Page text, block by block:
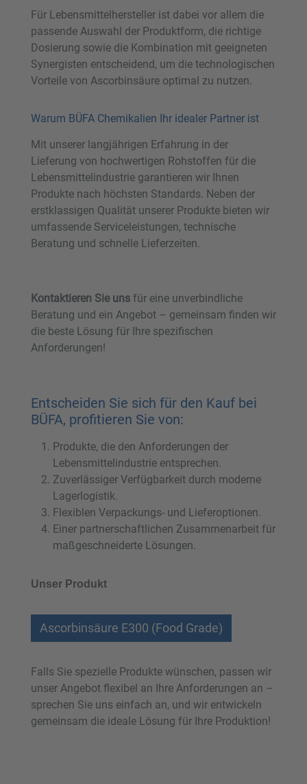
Für Lebensmittelhersteller ist dabei vor allem die
passende Auswahl der Produktform, die richtige
Dosierung sowie die Kombination mit geeigneten
Synergisten entscheidend, um die technologischen
Vorteile von Ascorbinsäure optimal zu nutzen.
Warum BÜFA Chemikalien Ihr idealer Partner ist
Mit unserer langjährigen Erfahrung in der
Lieferung von hochwertigen Rohstoffen für die
Lebensmittelindustrie garantieren wir Ihnen
Produkte nach höchsten Standards. Neben der
erstklassigen Qualität unserer Produkte bieten wir
umfassende Serviceleistungen, technische
Beratung und schnelle Lieferzeiten.
Kontaktieren Sie uns für eine unverbindliche
Beratung und ein Angebot – gemeinsam finden wir
die beste Lösung für Ihre spezifischen
Anforderungen!
Entscheiden Sie sich für den Kauf bei
BÜFA, profitieren Sie von:
Produkte, die den Anforderungen der
Lebensmittelindustrie entsprechen.
Zuverlässiger Verfügbarkeit durch moderne
Lagerlogistik.
Flexiblen Verpackungs- und Lieferoptionen.
Einer partnerschaftlichen Zusammenarbeit für
maßgeschneiderte Lösungen.
Unser Produkt
Ascorbinsäure E300 (Food Grade)
Falls Sie spezielle Produkte wünschen, passen wir
unser Angebot flexibel an Ihre Anforderungen an –
sprechen Sie uns einfach an, und wir entwickeln
gemeinsam die ideale Lösung für Ihre Produktion!